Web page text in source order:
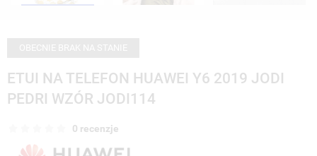
ETUI NA TELEFON HUAWEI Y6 2019 JODI
PEDRI WZÓR JODI114
0 recenzje